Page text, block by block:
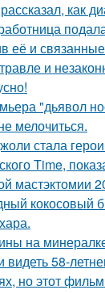
как
её и
и
"дьявол
мелочиться.
стала
Time,
мастэктомии
кокосовый
на
видеть 58-
но этот